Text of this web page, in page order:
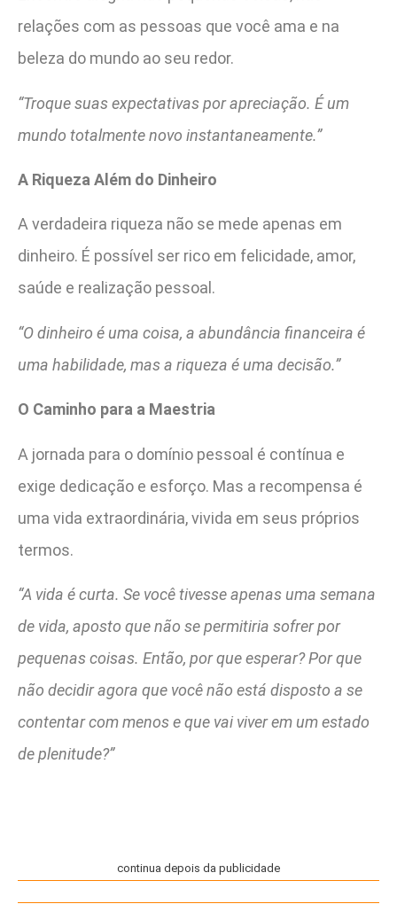
relações com as pessoas que você ama e na
beleza do mundo ao seu redor.
“Troque suas expectativas por apreciação. É um
mundo totalmente novo instantaneamente.”
A Riqueza Além do Dinheiro
A verdadeira riqueza não se mede apenas em
dinheiro. É possível ser rico em felicidade, amor,
saúde e realização pessoal.
“O dinheiro é uma coisa, a abundância financeira é
uma habilidade, mas a riqueza é uma decisão.”
O Caminho para a Maestria
A jornada para o domínio pessoal é contínua e
exige dedicação e esforço. Mas a recompensa é
uma vida extraordinária, vivida em seus próprios
termos.
“A vida é curta. Se você tivesse apenas uma semana
de vida, aposto que não se permitiria sofrer por
pequenas coisas. Então, por que esperar? Por que
não decidir agora que você não está disposto a se
contentar com menos e que vai viver em um estado
de plenitude?”
continua depois da publicidade